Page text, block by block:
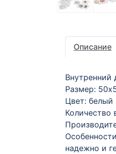
Описание
Размер:
Цвет: белый
Количество
надежно и